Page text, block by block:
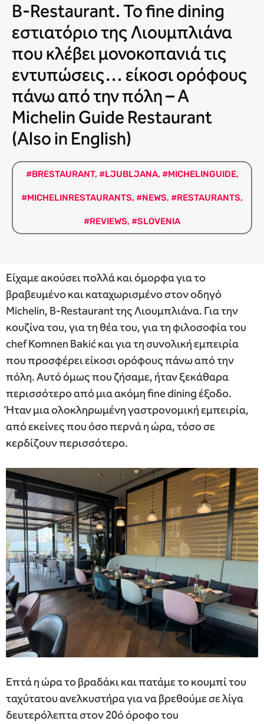
B-Restaurant. Το fine dining
εστιατόριο της Λιουμπλιάνα
που κλέβει μονοκοπανιά τις
εντυπώσεις… είκοσι ορόφους
πάνω από την πόλη – A
Michelin Guide Restaurant
(Also in English)
#BRESTAURANT, #LJUBLJANA, #MICHELINGUIDE,
#MICHELINRESTAURANTS, #NEWS, #RESTAURANTS,
#REVIEWS, #SLOVENIA
Είχαμε ακούσει πολλά και όμορφα για το
βραβευμένο και καταχωρισμένο στον οδηγό
Michelin, B-Restaurant της Λιουμπλιάνα. Για την
κουζίνα του, για τη θέα του, για τη φιλοσοφία του
chef Komnen Bakić και για τη συνολική εμπειρία
που προσφέρει είκοσι ορόφους πάνω από την
πόλη. Αυτό όμως που ζήσαμε, ήταν ξεκάθαρα
περισσότερο από μια ακόμη fine dining έξοδο.
Ήταν μια ολοκληρωμένη γαστρονομική εμπειρία,
από εκείνες που όσο περνά η ώρα, τόσο σε
κερδίζουν περισσότερο.
Επτά η ώρα το βραδάκι και πατάμε το κουμπί του
ταχύτατου ανελκυστήρα για να βρεθούμε σε λίγα
δευτερόλεπτα στον 20ό όροφο του